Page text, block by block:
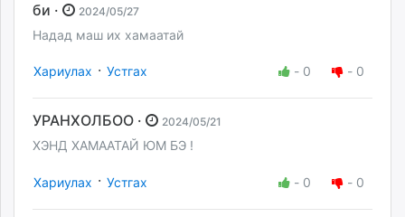
би · 2024/05/27
Надад маш их хамаатай
Хариулах · Устгах - 0 - 0
УРАНХОЛБОО · 2024/05/21
ХЭНД ХАМААТАЙ ЮМ БЭ !
Хариулах · Устгах - 0 - 0